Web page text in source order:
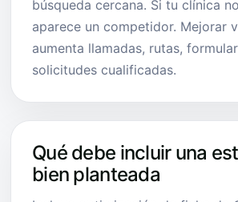
búsqueda cercana. Si tu clínica
aparece un competidor. Mejorar
aumenta llamadas, rutas,
solicitudes cualificadas.
Qué debe incluir una
bien planteada